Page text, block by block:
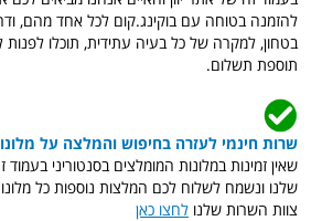
להזמנה בטוחה עם בוקינג.קום לכל אחד מהם,
בטחון, למקרה של כל בעיה עתידית, תוכלו
תוספת תשלום.
שרות חינמי לעזרה בחיפוש והמלצה על
שאין זמינות במלונות המומלצים בסנטוריני
שלנו ונשמח לשלוח לכם המלצות נוספות כל
צוות השרות שלנו לחצו כאן